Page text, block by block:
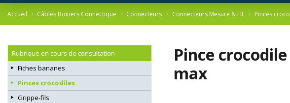
Accueil Câbles Boitiers Connectique Connecteurs Connecteurs Mesure & HF Pinces
Pince
max
Rubrique en cours de consultation
Fiches bananes
Pinces crocodiles
Grippe-fils